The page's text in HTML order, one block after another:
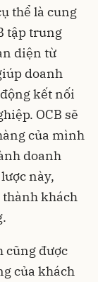
thể là cung
tập trung
diện từ
doanh
kết nối
OCB sẽ
của mình
doanh
này,
khách
cũng được
của khách